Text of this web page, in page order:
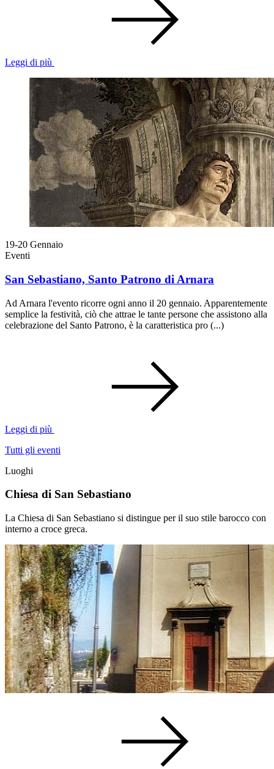
Leggi di più
19-20 Gennaio
Eventi
San Sebastiano, Santo Patrono di Arnara
Ad Arnara l'evento ricorre ogni anno il 20 gennaio. Apparentemente
semplice la festività, ciò che attrae le tante persone che assistono alla
celebrazione del Santo Patrono, è la caratteristica pro (...)
Leggi di più
Tutti gli eventi
Luoghi
Chiesa di San Sebastiano
La Chiesa di San Sebastiano si distingue per il suo stile barocco con
interno a croce greca.